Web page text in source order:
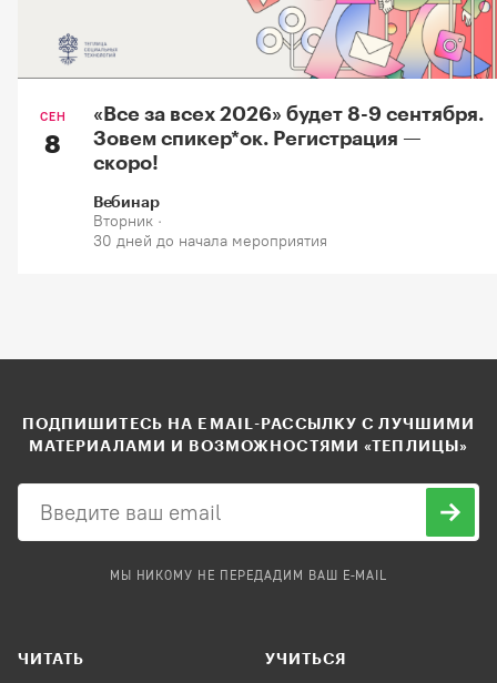
СЕН
8
«Все за всех 2026» будет 8-9 сентября.
Зовем спикер*oк. Регистрация —
скоро!
Вебинар
Вторник ·
30 дней до начала мероприятия
ПОДПИШИТЕСЬ НА EMAIL-РАССЫЛКУ С ЛУЧШИМИ
МАТЕРИАЛАМИ И ВОЗМОЖНОСТЯМИ «ТЕПЛИЦЫ»
МЫ НИКОМУ НЕ ПЕРЕДАДИМ ВАШ E-MAIL
ЧИТАТЬ УЧИТЬСЯ